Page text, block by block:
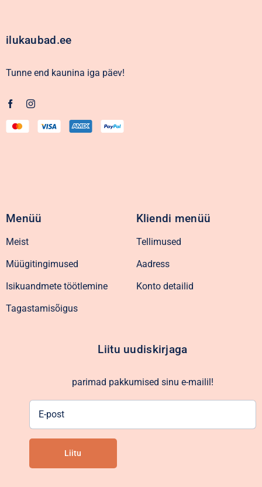
ilukaubad.ee
Tunne end kaunina iga päev!
Menüü
Meist
Müügitingimused
Isikuandmete töötlemine
Tagastamisõigus
Kliendi menüü
Tellimused
Aadress
Konto detailid
Liitu uudiskirjaga
parimad pakkumised sinu e-mailil!
Liitu